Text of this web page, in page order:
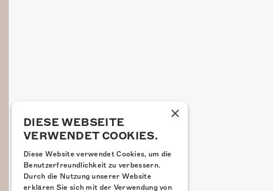
×
DIESE WEBSEITE
VERWENDET COOKIES.
Diese Website verwendet Cookies, um die
Benutzerfreundlichkeit zu verbessern.
Durch die Nutzung unserer Website
erklären Sie sich mit der Verwendung von